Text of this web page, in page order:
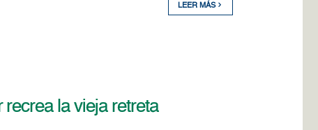
LEER MÁS
la vieja retreta